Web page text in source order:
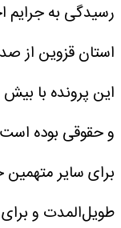
رسیدگی به جرایم
استان قزوین از
و حقوقی بوده
برای سایر
طویل‌المدت و